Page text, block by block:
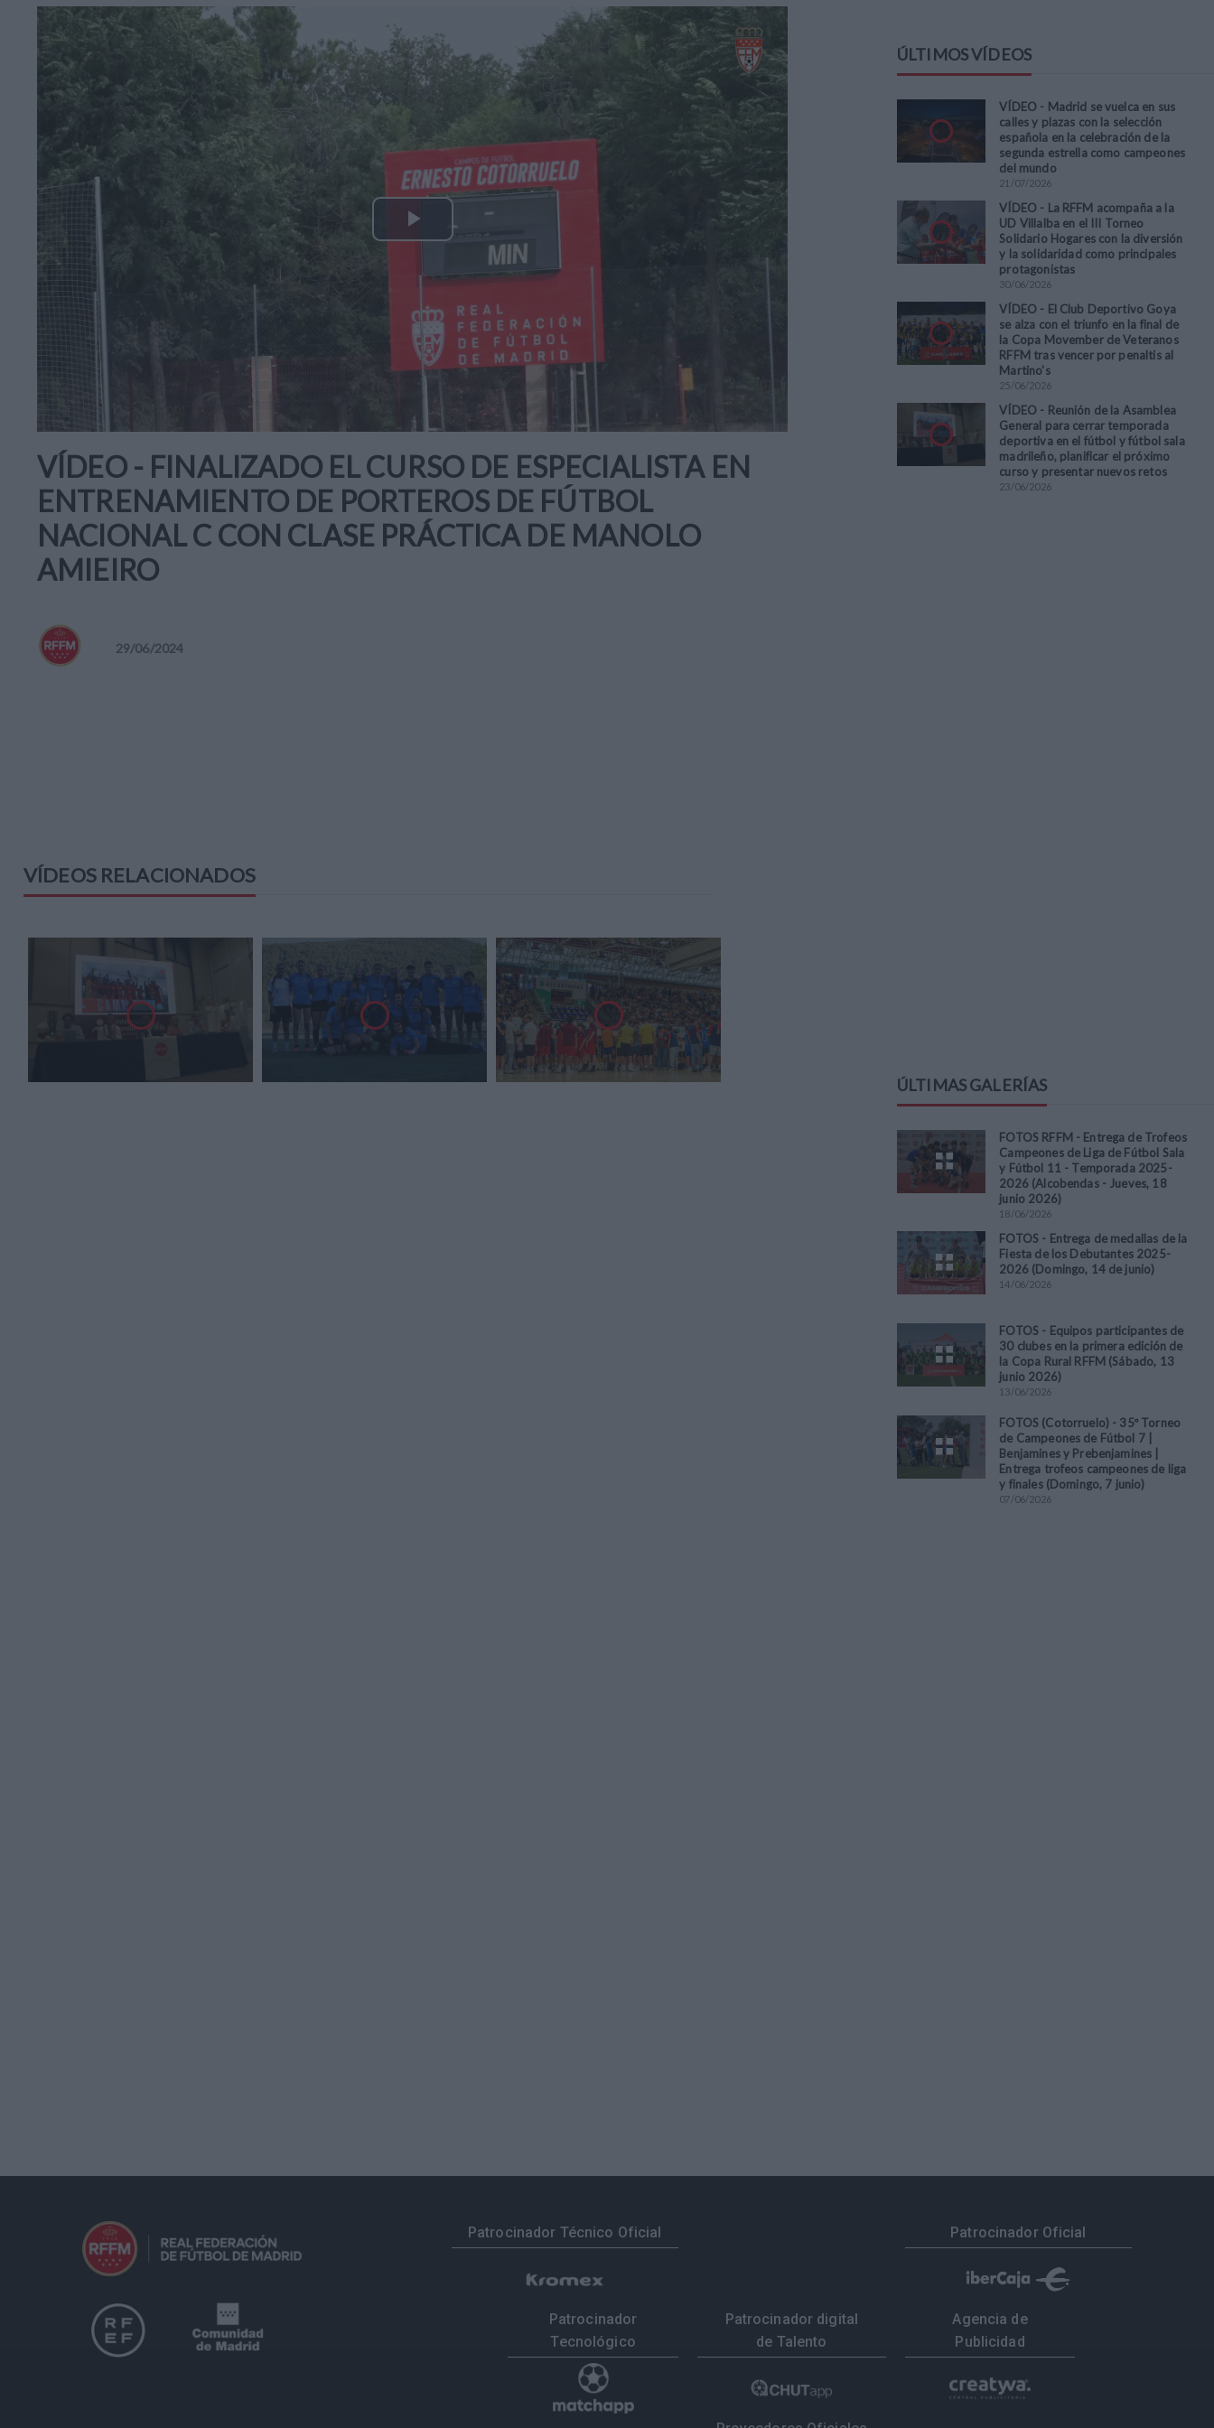
Play
Video
VÍDEO - FINALIZADO EL CURSO DE ESPECIALISTA EN
ENTRENAMIENTO DE PORTEROS DE FÚTBOL
NACIONAL C CON CLASE PRÁCTICA DE MANOLO
AMIEIRO
29/06/2024
VÍDEOS RELACIONADOS
ÚLTIMOS VÍDEOS
VÍDEO - Madrid se vuelca en sus
calles y plazas con la selección
española en la celebración de la
segunda estrella como campeones
del mundo
21 /07/2026
VÍDEO - La RFFM acompaña a la
UD Villalba en el III Torneo
Solidario Hogares con la diversión
y la solidaridad como principales
protagonistas
30/06/2026
VÍDEO - El Club Deportivo Goya
se alza con el triunfo en la final de
la Copa Movember de Veteranos
RFFM tras vencer por penaltis al
Martino's
25/06/2026
VÍDEO - Reunión de la Asamblea
General para cerrar temporada
deportiva en el fútbol y fútbol sala
madrileño, planificar el próximo
curso y presentar nuevos retos
23/06/2026
ÚLTIMAS GALERÍAS
FOTOS RFFM - Entrega de Trofeos
Campeones de Liga de Fútbol Sala
y Fútbol 11 - Temporada 2025-
2026 (Alcobendas - Jueves, 18
junio 2026)
18/06/2026
FOTOS - Entrega de medallas de la
Fiesta de los Debutantes 2025-
2026 (Domingo, 14 de junio)
14/06/2026
FOTOS - Equipos participantes de
30 clubes en la primera edición de
la Copa Rural RFFM (Sábado, 13
junio 2026)
13/06/2026
FOTOS (Cotorruelo) - 35º Torneo
de Campeones de Fútbol 7 |
Benjamines y Prebenjamines |
Entrega trofeos campeones de liga
y finales (Domingo, 7 junio)
07/06/2026
Patrocinador Técnico Oficial Patrocinador Oficial
Patrocinador
Tecnológico
Patrocinador digital
de Talento
Agencia de
Publicidad